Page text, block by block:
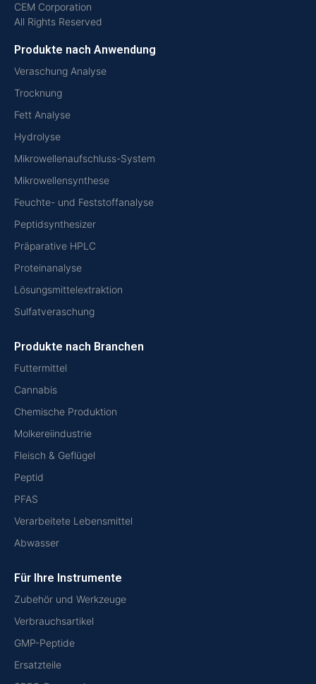
CEM Corporation
All Rights Reserved
Produkte nach Anwendung
Veraschung Analyse
Trocknung
Fett Analyse
Hydrolyse
Mikrowellenaufschluss-System
Mikrowellensynthese
Feuchte- und Feststoffanalyse
Peptidsynthesizer
Präparative HPLC
Proteinanalyse
Lösungsmittelextraktion
Sulfatveraschung
Produkte nach Branchen
Futtermittel
Cannabis
Chemische Produktion
Molkereiindustrie
Fleisch & Geflügel
Peptid
PFAS
Verarbeitete Lebensmittel
Abwasser
Für Ihre Instrumente
Zubehör und Werkzeuge
Verbrauchsartikel
GMP-Peptide
Ersatzteile